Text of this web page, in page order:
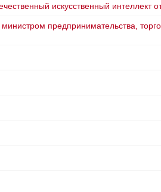
искусственный интеллект
предпринимательства,